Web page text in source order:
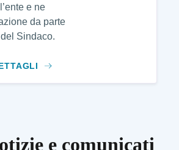
e ne
da parte
Sindaco.
e comunicati